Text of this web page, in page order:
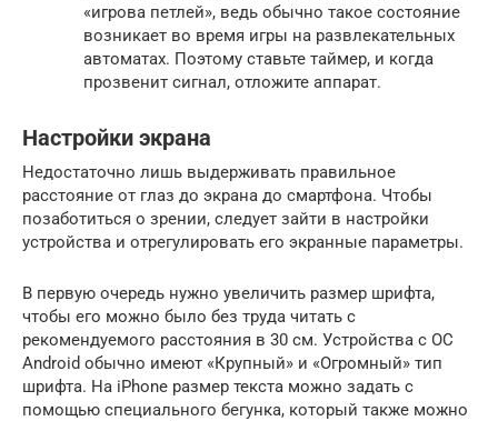
«игрова петлей», ведь обычно такое состояние
возникает во время игры на развлекательных
автоматах. Поэтому ставьте таймер, и когда
прозвенит сигнал, отложите аппарат.
Настройки экрана
Недостаточно лишь выдерживать правильное
расстояние от глаз до экрана до смартфона. Чтобы
позаботиться о зрении, следует зайти в настройки
устройства и отрегулировать его экранные параметры.
В первую очередь нужно увеличить размер шрифта,
чтобы его можно было без труда читать с
рекомендуемого расстояния в 30 см. Устройства с ОС
Android обычно имеют «Крупный» и «Огромный» тип
шрифта. На iPhone размер текста можно задать с
помощью специального бегунка, который также можно